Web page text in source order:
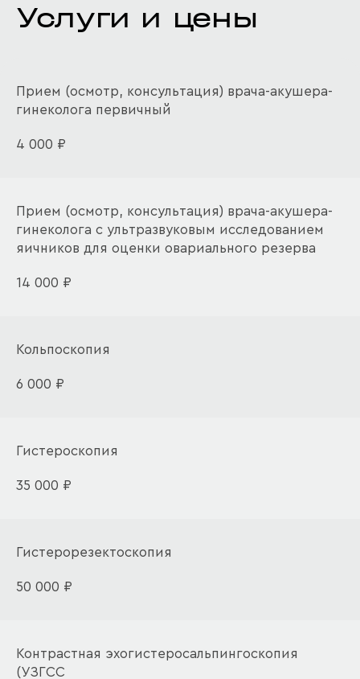
Услуги и цены
Прием (осмотр, консультация) врача-акушера-
гинеколога первичный
4 000 ₽
Прием (осмотр, консультация) врача-акушера-
гинеколога с ультразвуковым исследованием
яичников для оценки овариального резерва
14 000 ₽
Кольпоскопия
6 000 ₽
Гистероскопия
35 000 ₽
Гистерорезектоскопия
50 000 ₽
Контрастная эхогистеросальпингоскопия
(УЗГСС